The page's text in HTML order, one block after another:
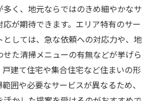
多く、地元ならではのきめ細やかなサ
が期待できます。エリア特有のサー
としては、急な依頼への対応力や、地
た清掃メニューの有無などが挙げら
戸建て住宅や集合住宅など住まいの形
囲や必要なサービスが異なるため、